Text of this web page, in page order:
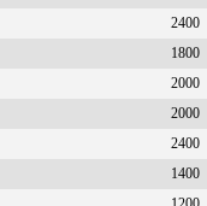
2400
1800
2000
2000
2400
1400